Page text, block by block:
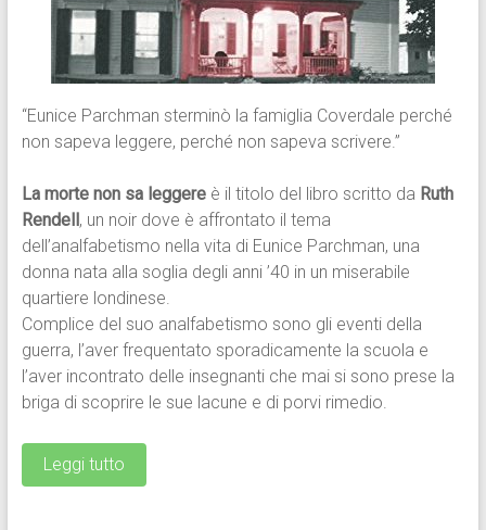
“Eunice Parchman sterminò la famiglia Coverdale perché
non sapeva leggere, perché non sapeva scrivere.”
La morte non sa leggereè il titolo del libro scritto da Ruth
Rendell, un noir dove è affrontato il tema
dell’analfabetismo nella vita di Eunice Parchman, una
donna nata alla soglia degli anni ’40 in un miserabile
quartiere londinese.
Complice del suo analfabetismo sono gli eventi della
guerra, l’aver frequentato sporadicamente la scuola e
l’aver incontrato delle insegnanti che mai si sono prese la
briga di scoprire le sue lacune e di porvi rimedio.
Leggi tutto